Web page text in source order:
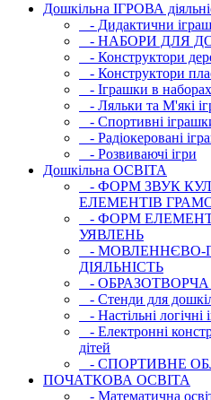
Дошкільна ІГРОВА
- Дидактични
- НАБОРИ ДЛЯ
- Конструктори
- Конструктори
- Іграшки в наборах
- Ляльки та М'які
- Спортивні
- Радіокеровані
- Розвиваючі ігри
Дошкільна ОСВIТА
- ФОРМ ЗВУК
ЕЛЕМЕНТІВ
- ФОРМ
УЯВЛЕНЬ
- МОВЛЕННЄВО-
ДІЯЛЬНІСТЬ
- ОБРАЗОТВОРЧА
- Стенди для
- Настільні логічні
- Електронні
дітей
- СПОРТИВНЕ
ПОЧАТКОВА ОСВIТА
- Математична